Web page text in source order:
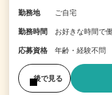
勤務地 ご自宅
勤務時間 お好きな時間で
応募資格 年齢・経験不問
後で見る